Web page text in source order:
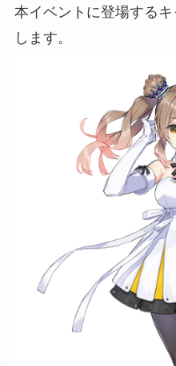
本イベントに登場する
します。